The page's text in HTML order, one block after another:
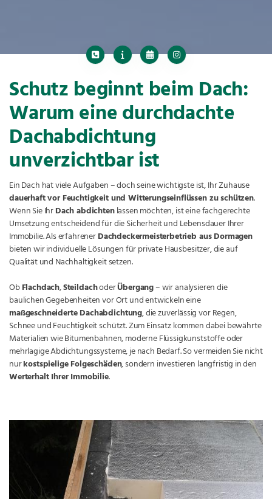
Schutz beginnt beim Dach:
Warum eine durchdachte
Dachabdichtung
unverzichtbar ist
Ein Dach hat viele Aufgaben – doch seine wichtigste ist, Ihr Zuhause
dauerhaft vor Feuchtigkeit und Witterungseinflüssen zu schützen.
Wenn Sie IhrDach abdichtenlassen möchten, ist eine fachgerechte
Umsetzung entscheidend für die Sicherheit und Lebensdauer Ihrer
Immobilie. Als erfahrenerDachdeckermeisterbetrieb aus Dormagen
bieten wir individuelle Lösungen für private Hausbesitzer, die auf
Qualität und Nachhaltigkeit setzen.
ObFlachdach,SteildachoderÜbergang– wir analysieren die
baulichen Gegebenheiten vor Ort und entwickeln eine
maßgeschneiderte Dachabdichtung, die zuverlässig vor Regen,
Schnee und Feuchtigkeit schützt. Zum Einsatz kommen dabei bewährte
Materialien wie Bitumenbahnen, moderne Flüssigkunststoffe oder
mehrlagige Abdichtungssysteme, je nach Bedarf. So vermeiden Sie nicht
nurkostspielige Folgeschäden, sondern investieren langfristig in den
Werterhalt Ihrer Immobilie.